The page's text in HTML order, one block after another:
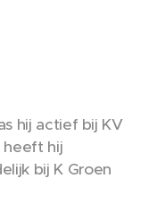
hij actief bij KV
heeft hij
bij K Groen